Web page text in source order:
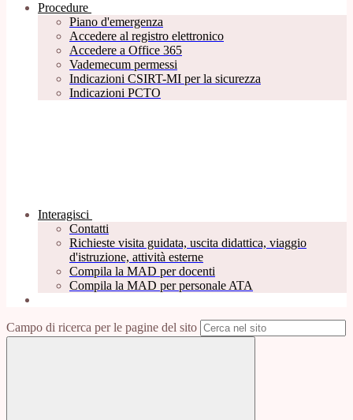
Procedure
Piano d'emergenza
Accedere al registro elettronico
Accedere a Office 365
Vademecum permessi
Indicazioni CSIRT-MI per la sicurezza
Indicazioni PCTO
Interagisci
Contatti
Richieste visita guidata, uscita didattica, viaggio
d'istruzione, attività esterne
Compila la MAD per docenti
Compila la MAD per personale ATA
Campo di ricerca per le pagine del sito